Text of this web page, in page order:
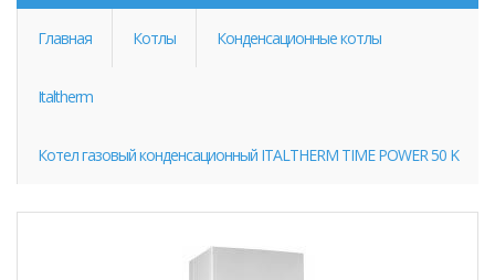
Главная Котлы Конденсационные котлы
Italtherm
Котел газовый конденсационный ITALTHERM TIME POWER 50 K